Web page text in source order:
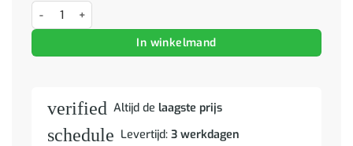
Barstoelen 4 st zwart aantal
In winkelmand
verified Altijd de laagste prijs
schedule Levertijd: 3 werkdagen